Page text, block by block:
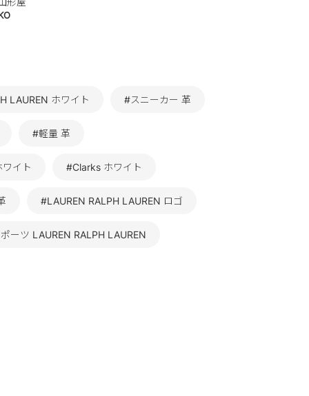
LAUREN ホワイト #スニーカー 革
#軽量 革
イト #Clarks ホワイト
#LAUREN RALPH LAUREN ロゴ
ーツ LAUREN RALPH LAUREN